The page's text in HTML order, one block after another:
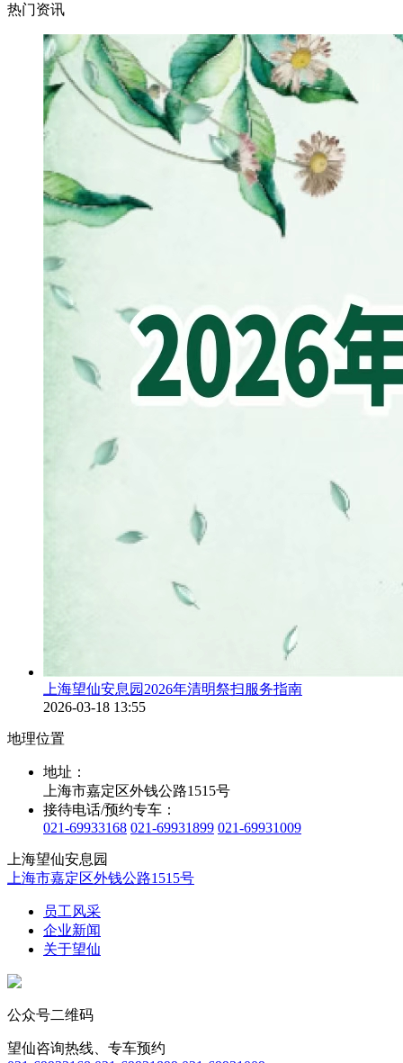
热门资讯
上海望仙安息园2026年清明祭扫服务指南
2026-03-18 13:55
地理位置
地址：
上海市嘉定区外钱公路1515号
接待电话/预约专车：
021-69933168 021-69931899 021-69931009
上海望仙安息园
上海市嘉定区外钱公路1515号
员工风采
企业新闻
关于望仙
公众号二维码
望仙咨询热线、专车预约